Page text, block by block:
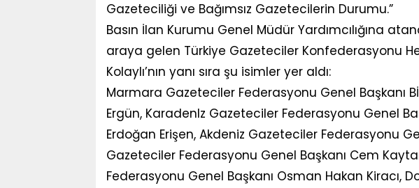
Gazeteciliği ve Bağımsız Gazetecilerin Durumu.”
Basın İlan Kurumu Genel Müdür Yardımcılığına
araya gelen Türkiye Gazeteciler Konfederasyonu
Kolaylı’nın yanı sıra şu isimler yer aldı:
Marmara Gazeteciler Federasyonu Genel Başkanı
Ergün, Karadenlz Gazeteciler Federasyonu Genel
Erdoğan Erişen, Akdeniz Gazeteciler Federasyonu
Gazeteciler Federasyonu Genel Başkanı Cem
Federasyonu Genel Başkanı Osman Hakan Kiracı,